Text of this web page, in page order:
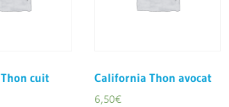
cuit
California Thon avocat
6,50€